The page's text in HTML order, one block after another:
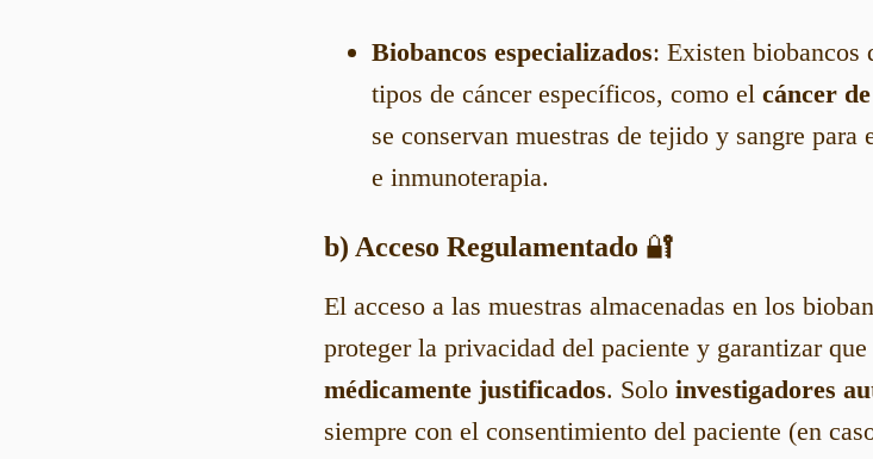
Biobancos especializados: Existen biobancos
tipos de cáncer específicos, como el cáncer
se conservan muestras de tejido y sangre
e inmunoterapia.
b) Acceso Regulamentado 🔐
El acceso a las muestras almacenadas en los
proteger la privacidad del paciente y garantizar
médicamente justificados. Solo investigadores
siempre con el consentimiento del paciente (en